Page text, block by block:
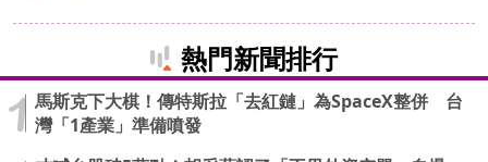
熱門新聞排行
馬斯克下大棋！傳特斯拉「去紅鏈」為SpaceX整併 台
灣「1產業」準備噴發